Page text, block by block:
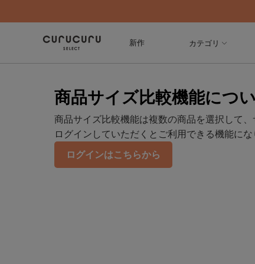
新作 カテゴリ
商品サイズ比較機能につ
商品サイズ比較機能は複数の商品を選択して
ログインしていただくとご利用できる機能にな
ログインはこちらから